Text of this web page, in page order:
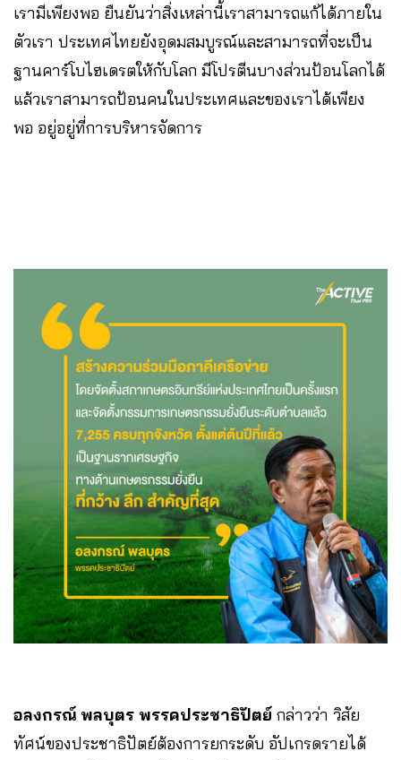
เรามีเพียงพอ ยืนยันว่าสิ่งเหล่านี้เราสามารถแก้ได้ภายใน
ตัวเรา ประเทศไทยยังอุดมสมบูรณ์และสามารถที่จะเป็น
ฐานคาร์โบไฮเดรตให้กับโลก มีโปรตีนบางส่วนป้อนโลกได้
แล้วเราสามารถป้อนคนในประเทศและของเราได้เพียง
พอ อยู่อยู่ที่การบริหารจัดการ
อลงกรณ์ พลบุตร พรรคประชาธิปัตย์ กล่าวว่า วิสัย
ทัศน์ของประชาธิปัตย์ต้องการยกระดับ อัปเกรดรายได้